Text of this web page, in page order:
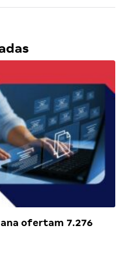
ofertam 7.276